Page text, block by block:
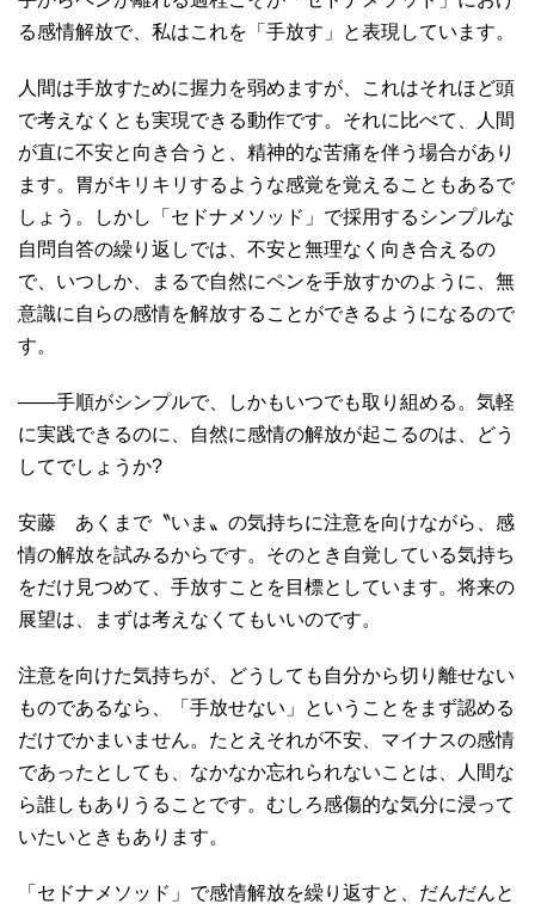
る感情解放で、私はこれを「手放す」と表現しています。
人間は手放すために握力を弱めますが、これはそれほど頭
で考えなくとも実現できる動作です。それに比べて、人間
が直に不安と向き合うと、精神的な苦痛を伴う場合があり
ます。胃がキリキリするような感覚を覚えることもあるで
しょう。しかし「セドナメソッド」で採用するシンプルな
自問自答の繰り返しでは、不安と無理なく向き合えるの
で、いつしか、まるで自然にペンを手放すかのように、無
意識に自らの感情を解放することができるようになるので
す。
――手順がシンプルで、しかもいつでも取り組める。気軽
に実践できるのに、自然に感情の解放が起こるのは、どう
してでしょうか?
安藤 あくまで〝いま〟の気持ちに注意を向けながら、感
情の解放を試みるからです。そのとき自覚している気持ち
をだけ見つめて、手放すことを目標としています。将来の
展望は、まずは考えなくてもいいのです。
注意を向けた気持ちが、どうしても自分から切り離せない
ものであるなら、「手放せない」ということをまず認める
だけでかまいません。たとえそれが不安、マイナスの感情
であったとしても、なかなか忘れられないことは、人間な
ら誰しもありうることです。むしろ感傷的な気分に浸って
いたいときもあります。
「セドナメソッド」で感情解放を繰り返すと、だんだんと